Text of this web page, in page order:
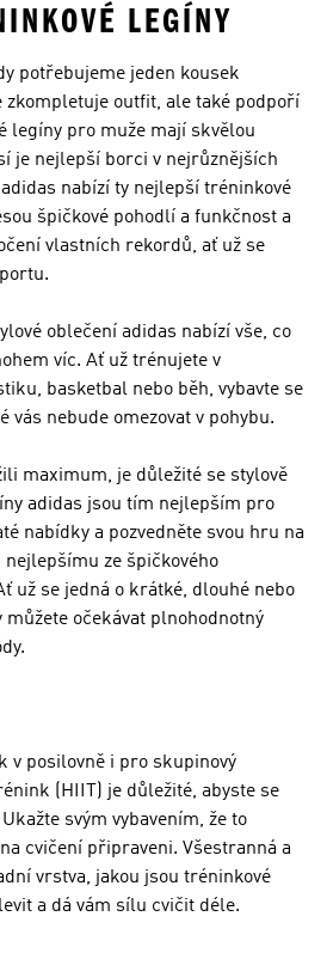
LEGÍNY
potřebujeme jeden kousek
zkompletuje outfit, ale také podpoří
legíny pro muže mají skvělou
je nejlepší borci v nejrůznějších
nabízí ty nejlepší tréninkové
špičkové pohodlí a funkčnost a
vlastních rekordů, ať už se
oblečení adidas nabízí vše, co
víc. Ať už trénujete v
basketbal nebo běh, vybavte se
vás nebude omezovat v pohybu.
maximum, je důležité se stylově
adidas jsou tím nejlepším pro
nabídky a pozvedněte svou hru na
ze špičkového
už se jedná o krátké, dlouhé nebo
očekávat plnohodnotný
v posilovně i pro skupinový
(HIIT) je důležité, abyste se
svým vybavením, že to
cvičení připraveni. Všestranná a
vrstva, jakou jsou tréninkové
a dá vám sílu cvičit déle.